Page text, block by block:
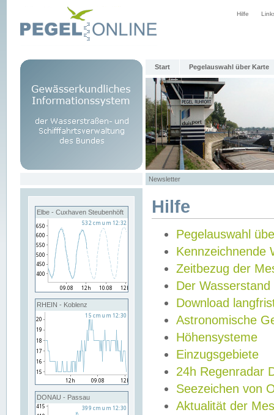
Hilfe
Start Pegelauswahl über Karte
Newsletter
Elbe - Cuxhaven Steubenhöft
RHEIN - Koblenz
DONAU - Passau
Hilfe
Pegelauswahl
Kennzeichnende
Zeitbezug der
Der Wasserstand
Download
Astronomische
Höhensysteme
Einzugsgebiete
24h Regenradar
Seezeichen von
Aktualität der